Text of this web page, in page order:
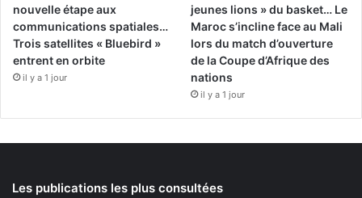
nouvelle étape aux
communications spatiales…
Trois satellites « Bluebird »
entrent en orbite
il y a 1 jour
jeunes lions » du basket… Le
Maroc s’incline face au Mali
lors du match d’ouverture
de la Coupe d’Afrique des
nations
il y a 1 jour
Les publications les plus consultées